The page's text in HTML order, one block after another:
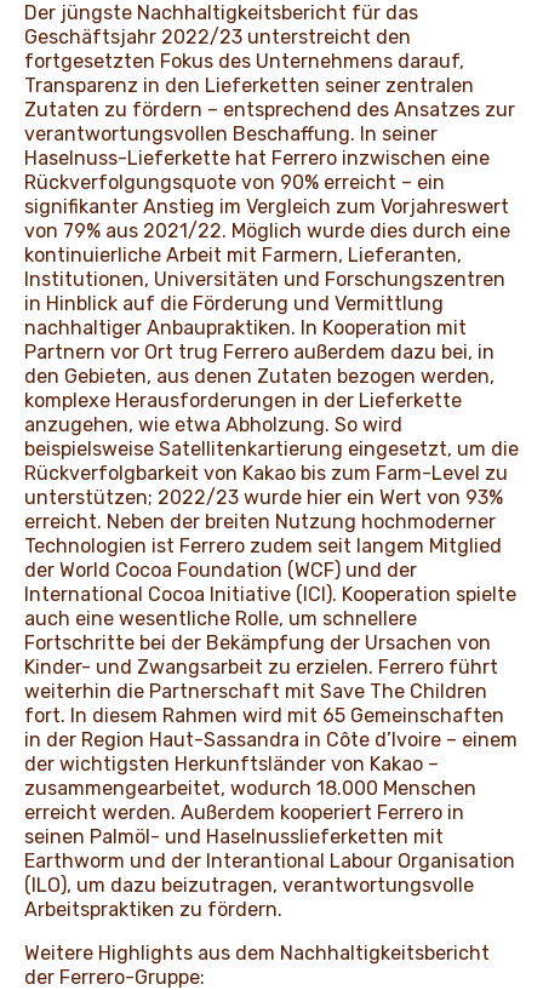
Der jüngste Nachhaltigkeitsbericht für das
Geschäftsjahr 2022/23 unterstreicht den
fortgesetzten Fokus des Unternehmens darauf,
Transparenz in den Lieferketten seiner zentralen
Zutaten zu fördern – entsprechend des Ansatzes zur
verantwortungsvollen Beschaffung. In seiner
Haselnuss-Lieferkette hat Ferrero inzwischen eine
Rückverfolgungsquote von 90% erreicht – ein
signifikanter Anstieg im Vergleich zum Vorjahreswert
von 79% aus 2021/22. Möglich wurde dies durch eine
kontinuierliche Arbeit mit Farmern, Lieferanten,
Institutionen, Universitäten und Forschungszentren
in Hinblick auf die Förderung und Vermittlung
nachhaltiger Anbaupraktiken. In Kooperation mit
Partnern vor Ort trug Ferrero außerdem dazu bei, in
den Gebieten, aus denen Zutaten bezogen werden,
komplexe Herausforderungen in der Lieferkette
anzugehen, wie etwa Abholzung. So wird
beispielsweise Satellitenkartierung eingesetzt, um die
Rückverfolgbarkeit von Kakao bis zum Farm-Level zu
unterstützen; 2022/23 wurde hier ein Wert von 93%
erreicht. Neben der breiten Nutzung hochmoderner
Technologien ist Ferrero zudem seit langem Mitglied
der World Cocoa Foundation (WCF) und der
International Cocoa Initiative (ICI). Kooperation spielte
auch eine wesentliche Rolle, um schnellere
Fortschritte bei der Bekämpfung der Ursachen von
Kinder- und Zwangsarbeit zu erzielen. Ferrero führt
weiterhin die Partnerschaft mit Save The Children
fort. In diesem Rahmen wird mit 65 Gemeinschaften
in der Region Haut-Sassandra in Côte d’Ivoire – einem
der wichtigsten Herkunftsländer von Kakao –
zusammengearbeitet, wodurch 18.000 Menschen
erreicht werden. Außerdem kooperiert Ferrero in
seinen Palmöl- und Haselnusslieferketten mit
Earthworm und der Interantional Labour Organisation
(ILO), um dazu beizutragen, verantwortungsvolle
Arbeitspraktiken zu fördern.
Weitere Highlights aus dem Nachhaltigkeitsbericht
der Ferrero-Gruppe: